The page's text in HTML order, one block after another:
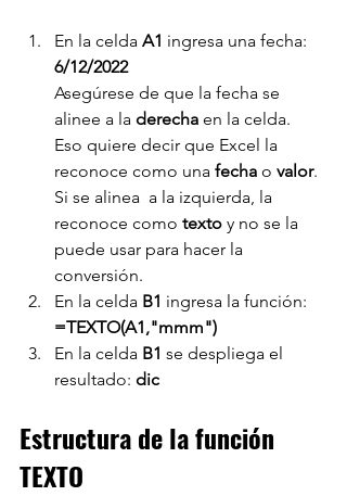
En la celda A1 ingresa una fecha:
6/12/2022
Asegúrese de que la fecha se
alinee a la derecha en la celda.
Eso quiere decir que Excel la
reconoce como una fecha o valor.
Si se alinea  a la izquierda, la
reconoce como texto y no se la
puede usar para hacer la
conversión.
En la celda B1 ingresa la función:
=TEXTO(A1,"mmm")
En la celda B1 se despliega el
resultado: dic
Estructura de la función
TEXTO